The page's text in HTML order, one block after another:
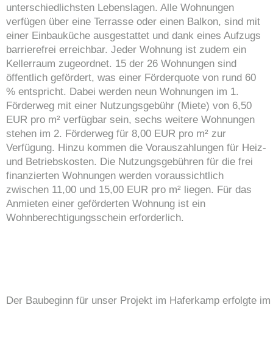
unterschiedlichsten Lebenslagen. Alle Wohnungen
verfügen über eine Terrasse oder einen Balkon, sind mit
einer Einbauküche ausgestattet und dank eines Aufzugs
barrierefrei erreichbar. Jeder Wohnung ist zudem ein
Kellerraum zugeordnet. 15 der 26 Wohnungen sind
öffentlich gefördert, was einer Förderquote von rund 60
% entspricht. Dabei werden neun Wohnungen im 1.
Förderweg mit einer Nutzungsgebühr (Miete) von 6,50
EUR pro m² verfügbar sein, sechs weitere Wohnungen
stehen im 2. Förderweg für 8,00 EUR pro m² zur
Verfügung. Hinzu kommen die Vorauszahlungen für Heiz-
und Betriebskosten. Die Nutzungsgebühren für die frei
finanzierten Wohnungen werden voraussichtlich
zwischen 11,00 und 15,00 EUR pro m² liegen. Für das
Anmieten einer geförderten Wohnung ist ein
Wohnberechtigungsschein erforderlich.
Der Baubeginn für unser Projekt im Haferkamp erfolgte